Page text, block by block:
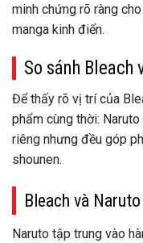
minh chứng rõ ràng
manga kinh điển.
So sánh Bleach
Để thấy rõ vị trí của
phẩm cùng thời:
riêng nhưng đều góp
shounen.
Bleach và Naruto
Naruto tập trung vào